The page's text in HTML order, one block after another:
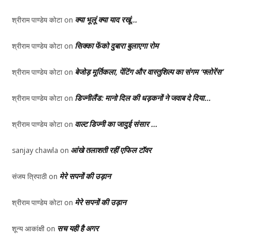
श्रीराम पाण्डेय कोटा on क्या भूलूं क्या याद रखूं…
श्रीराम पाण्डेय कोटा on सिक्का फेंको दुबारा बुलाएगा रोम
श्रीराम पाण्डेय कोटा on बेजोड़ मूर्तिकला, पेंटिंग और वास्तुशिल्प का संगम ‘फ्लोरेंस’
श्रीराम पाण्डेय कोटा on डिज्नीलैंड: मानो दिल की धड़कनों ने जवाब दे दिया…
श्रीराम पाण्डेय कोटा on वाल्ट डिज्नी का जादुई संसार …
sanjay chawla on आंखे तलाशती रहीं एफिल टॉवर
संजय त्रिपाठी on मेरे सपनों की उड़ान
श्रीराम पाण्डेय कोटा on मेरे सपनों की उड़ान
शून्य आकांक्षी on सच यही है अगर